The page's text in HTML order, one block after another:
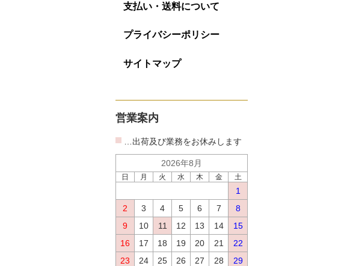
支払い・送料について
プライバシーポリシー
サイトマップ
営業案内
…出荷及び業務をお休みします
2026年8月
日 月 火 水 木 金 土
1
2
3 4 5 6 7
8
9
10 11 12 13 14
15
16
17 18 19 20 21
22
23
24 25 26 27 28
29